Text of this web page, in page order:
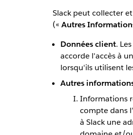
Slack peut collecter
(« Autres
Données client.
accorde l'accès à
lorsqu'ils utilisent
Autres
Informations
compte dans
à Slack une